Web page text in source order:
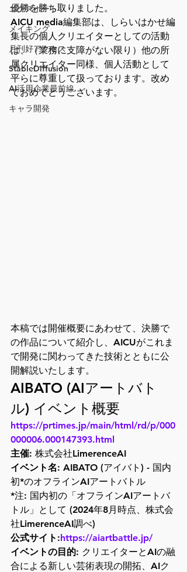
エクスポート
メイキング
月刊好アクセス
StableDiffusion
AI活用企業最前線
キャラ開発
優勝を勝ち取りました。
AICU media編集部は、しらいはかせ編
集長の個人クリエイターとしての活動
は、（業務に支障がない限り）他の所
属クリエイター同様、個人活動として
平らに尊重して扱っております。改め
ておめでとうございます。
本稿では開催概要にあわせて、決勝で
の作品について紹介し、AICUがこれま
で開発に関わってきた技術とともに公
開解説いたします。
AIBATO (AIアートバト
ル) イベント概要
https://prtimes.jp/main/html/rd/p/000
000006.000147393.html
主催:
イベント名: AIBATO (アイバト) - 国内
初*のオフラインAIアートバトル
*注: 国内初の「オフラインAIアートバ
トル」として (2024年8月時点、株式会
社LimerenceAI調べ)
公式サイト:https://aiartbattle.jp/
イベントの目的: クリエイターとAIの融
合による新しい芸術表現の開拓、AIク